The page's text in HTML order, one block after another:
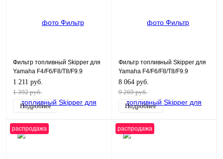
Фильтр топливный Skipper для
Yamaha F4/F6/F8/T8/F9.9
1 211 руб.
1 392 руб.
Подробнее
Фильтр топливный Skipper для
Yamaha F4/F6/F8/T8/F9.9
8 064 руб.
9 269 руб.
Подробнее
распродажа распродажа